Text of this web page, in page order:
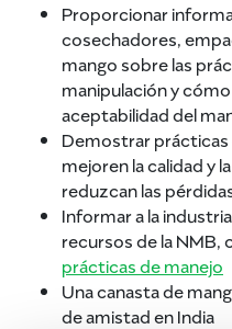
Proporcionar
cosechadores,
mango sobre las
manipulación y
aceptabilidad del
Demostrar
mejoren la calidad y
reduzcan las
Informar a la
recursos de la NMB,
prácticas de manejo
Una canasta de
de amistad en India